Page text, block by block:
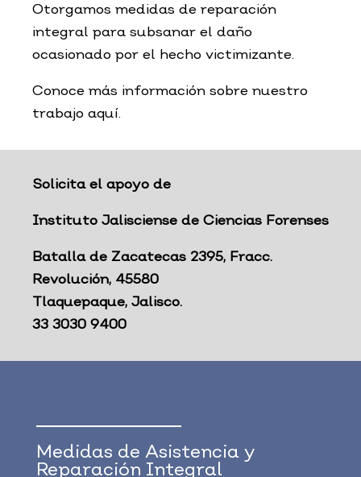
Otorgamos medidas de reparación
integral para subsanar el daño
ocasionado por el hecho victimizante.
Conoce más información sobre nuestro
trabajo aquí.
Solicita el apoyo de
Instituto Jalisciense de Ciencias Forenses
Batalla de Zacatecas 2395, Fracc.
Revolución, 45580
Tlaquepaque, Jalisco.
33 3030 9400
Medidas de Asistencia y
Reparación Integral